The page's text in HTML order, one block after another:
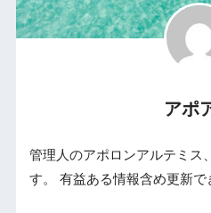
アポ
管理人のアポロンアルテミス
す。 有益ある情報含め更新で